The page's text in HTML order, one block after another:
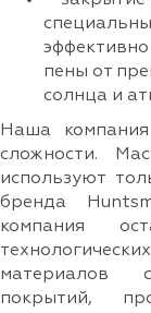
пены от
солнца и
Наша
сложности.
используют
бренда
компания
материалов
покрытий,